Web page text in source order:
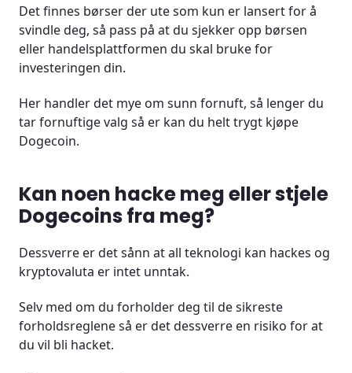
Det finnes børser der ute som kun er lansert for å
svindle deg, så pass på at du sjekker opp børsen
eller handelsplattformen du skal bruke for
investeringen din.
Her handler det mye om sunn fornuft, så lenger du
tar fornuftige valg så er kan du helt trygt kjøpe
Dogecoin.
Kan noen hacke meg eller stjele
Dogecoins fra meg?
Dessverre er det sånn at all teknologi kan hackes og
kryptovaluta er intet unntak.
Selv med om du forholder deg til de sikreste
forholdsreglene så er det dessverre en risiko for at
du vil bli hacket.